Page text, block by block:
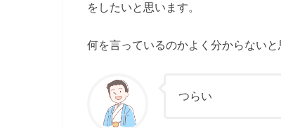
をしたいと思います。
何を言っているのかよく分からない
つらい